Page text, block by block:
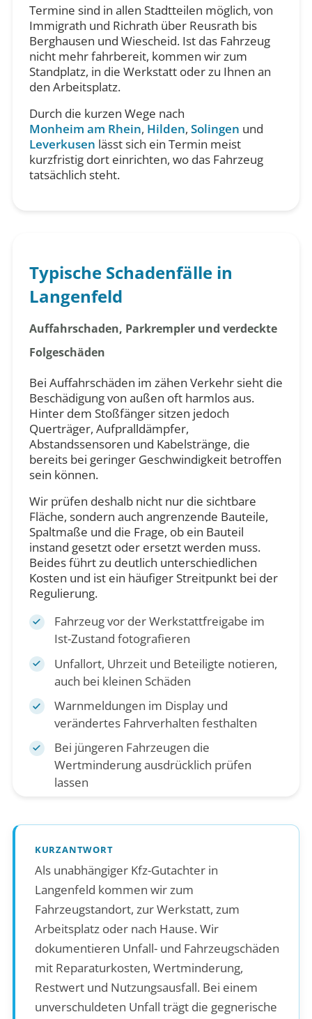
Termine sind in allen Stadtteilen möglich, von
Immigrath und Richrath über Reusrath bis
Berghausen und Wiescheid. Ist das Fahrzeug
nicht mehr fahrbereit, kommen wir zum
Standplatz, in die Werkstatt oder zu Ihnen an
den Arbeitsplatz.
Durch die kurzen Wege nach
Monheim am Rhein, Hilden, Solingen und
Leverkusen lässt sich ein Termin meist
kurzfristig dort einrichten, wo das Fahrzeug
tatsächlich steht.
Typische Schadenfälle in
Langenfeld
Auffahrschaden, Parkrempler und verdeckte
Folgeschäden
Bei Auffahrschäden im zähen Verkehr sieht die
Beschädigung von außen oft harmlos aus.
Hinter dem Stoßfänger sitzen jedoch
Querträger, Aufpralldämpfer,
Abstandssensoren und Kabelstränge, die
bereits bei geringer Geschwindigkeit betroffen
sein können.
Wir prüfen deshalb nicht nur die sichtbare
Fläche, sondern auch angrenzende Bauteile,
Spaltmaße und die Frage, ob ein Bauteil
instand gesetzt oder ersetzt werden muss.
Beides führt zu deutlich unterschiedlichen
Kosten und ist ein häufiger Streitpunkt bei der
Regulierung.
Fahrzeug vor der Werkstattfreigabe im
Ist-Zustand fotografieren
Unfallort, Uhrzeit und Beteiligte notieren,
auch bei kleinen Schäden
Warnmeldungen im Display und
verändertes Fahrverhalten festhalten
Bei jüngeren Fahrzeugen die
Wertminderung ausdrücklich prüfen
lassen
KURZANTWORT
Als unabhängiger Kfz-Gutachter in
Langenfeld kommen wir zum
Fahrzeugstandort, zur Werkstatt, zum
Arbeitsplatz oder nach Hause. Wir
dokumentieren Unfall- und Fahrzeugschäden
mit Reparaturkosten, Wertminderung,
Restwert und Nutzungsausfall. Bei einem
unverschuldeten Unfall trägt die gegnerische